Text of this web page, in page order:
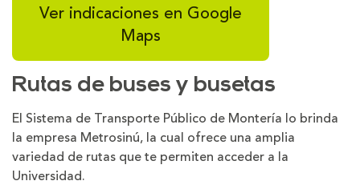
Ver indicaciones en Google
Maps
Rutas de buses y busetas
El Sistema de Transporte Público de Montería lo brinda
la empresa Metrosinú, la cual ofrece una amplia
variedad de rutas que te permiten acceder a la
Universidad.